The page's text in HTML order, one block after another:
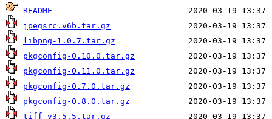
README
jpegsrc.v6b.tar.gz
libpng-1.0.7.tar.gz
pkgconfig-0.10.0.tar.gz
pkgconfig-0.11.0.tar.gz
pkgconfig-0.7.0.tar.gz
pkgconfig-0.8.0.tar.gz
tiff-v3.5.5.tar.gz